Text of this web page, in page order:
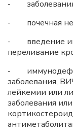
- заболевания
- почечная
- введение
переливание
-
заболевания,
лейкемии или
заболевания